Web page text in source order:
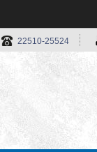
22510-25524